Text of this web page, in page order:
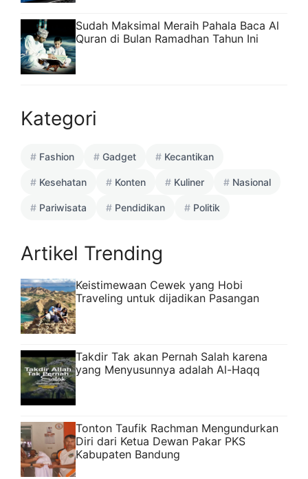
Sudah Maksimal Meraih Pahala Baca Al
Quran di Bulan Ramadhan Tahun Ini
Kategori
Fashion Gadget Kecantikan
Kesehatan Konten Kuliner Nasional
Pariwisata Pendidikan Politik
Artikel Trending
Keistimewaan Cewek yang Hobi
Traveling untuk dijadikan Pasangan
Takdir Tak akan Pernah Salah karena
yang Menyusunnya adalah Al-Haqq
Tonton Taufik Rachman Mengundurkan
Diri dari Ketua Dewan Pakar PKS
Kabupaten Bandung